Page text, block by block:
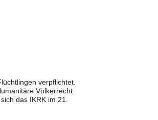
verpflichtet.
Völkerrecht
das IKRK im 21.